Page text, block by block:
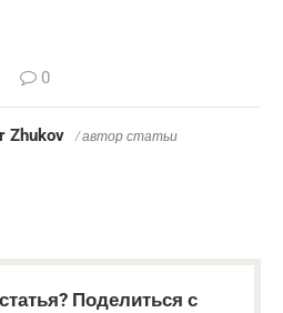
0
Zhukov / автор статьи
Поделиться с